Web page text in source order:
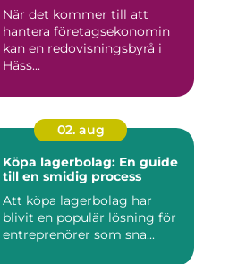
När det kommer till att
hantera företagsekonomin
kan en redovisningsbyrå i
Häss...
02. aug
Köpa lagerbolag: En guide
till en smidig process
Att köpa lagerbolag har
blivit en populär lösning för
entreprenörer som sna...